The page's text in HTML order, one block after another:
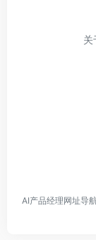
关
AI产品经理网址导